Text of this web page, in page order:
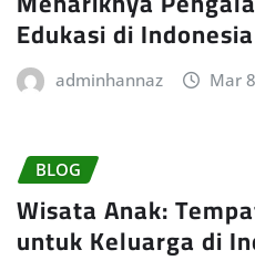
Edukasi di Indonesia
adminhannaz Mar
BLOG
Wisata Anak:
untuk Keluarga di